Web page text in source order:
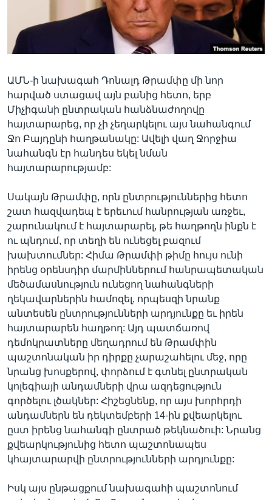
ԱՄՆ-ի նախագահ Դոնալդ Թրամփը մի նոր
հարված ստացավ այն բանից հետո, երբ
Միչիգանի ընտրական հանձնաժողովը
հայտարարեց, որ չի չեղարկելու այս նահանգում
Ջո Բայդընի հաղթանակը: Ավելի վաղ Ջորջիա
նահանգն էր հանդես եկել նման
հայտարարությամբ:
Սակայն Թրամփը, որն ընտրություններից հետո
շատ հազվադեպ է երեւում հանրության առջեւ,
շարունակում է հայտարարել, թե հաղթողն ինքն է
ու պնդում, որ տեղի են ունեցել բազում
խախտումներ: Հիմա Թրամփի թիմը հույս ունի
իրենց օրենսդիր մարմիններում հանրապետական
մեծամասնություն ունեցող նահանգների
ղեկավարներին համոզել, որպեսզի նրանք
անտեսեն ընտրությունների արդյունքը եւ իրեն
հայտարարեն հաղթող: Այդ պատճառով
դեմոկրատները մեղադրում են Թրամփին
պաշտոնական իր դիրքը չարաշահելու մեջ, որը
նրանց խոսքերով, փորձում է գտնել ընտրական
կոլեգիայի անդամների վրա ազդեցություն
գործելու լծակներ: Հիշեցնենք, որ այս խորհրդի
անդամներն են դեկտեմբերի 14-ին քվեարկելու
ըստ իրենց նահանգի ընտրած թեկնածուի: Նրանց
քվեարկությունից հետո պաշտոնապես
կհայտարարվի ընտրությունների արդյունքը:
Իսկ այս ընթացքում նախագահի պաշտոնում